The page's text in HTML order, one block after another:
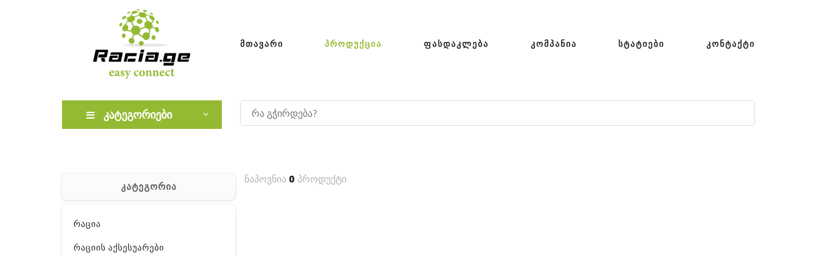
ᲛᲗᲐᲕᲐᲠᲘ ᲞᲠᲝᲓᲣᲥᲪᲘᲐ ᲤᲐᲡᲓᲐᲙᲚᲔᲑᲐ ᲙᲝᲛᲞᲐᲜᲘᲐ ᲡᲢᲐᲢᲘᲔᲑᲘ ᲙᲝᲜᲢᲐᲥᲢᲘ
კატეგორიები
კატეგორია
რაცია
რაციის აქსესუარები
ნაპოვნია0 პროდუქტი